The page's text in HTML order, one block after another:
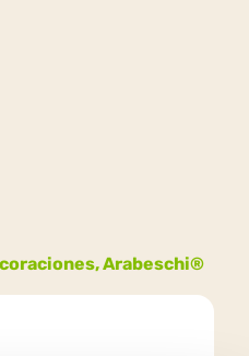
Arabeschi®